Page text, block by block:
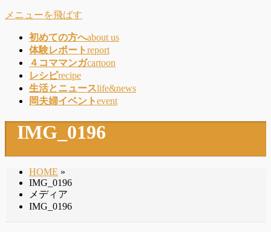
メニューを飛ばす
初めての方へabout us
体験レポートreport
４コママンガcartoon
レシピrecipe
生活とニュースlife&news
岡夫婦イベントevent
IMG_0196
HOME »
IMG_0196
メディア
IMG_0196